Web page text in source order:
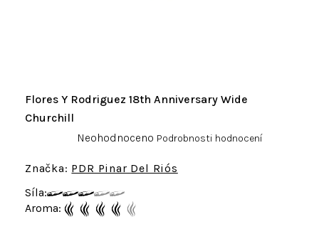
Flores Y Rodriguez 18th Anniversary Wide
Churchill
PDR Pinar Del Riós
Průměrné
produktu
0,0
z
Neohodnoceno Podrobnosti hodnocení
Aroma:
Síla: